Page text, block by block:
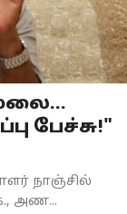
பேச்சு!"
நாஞ்சில்
அண...